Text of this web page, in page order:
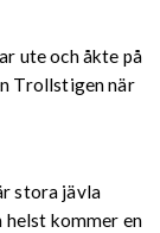
ute och åkte på
Trollstigen när
stora jävla
kommer en